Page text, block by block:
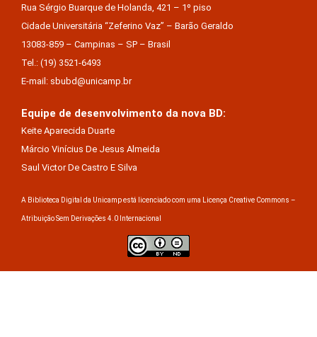
Rua Sérgio Buarque de Holanda, 421 – 1º piso
Cidade Universitária “Zeferino Vaz” – Barão Geraldo
13083-859 – Campinas – SP – Brasil
Tel.: (19) 3521-6493
E-mail: sbubd@unicamp.br
Equipe de desenvolvimento da nova BD:
Keite Aparecida Duarte
Márcio Vinícius De Jesus Almeida
Saul Victor De Castro E Silva
A Biblioteca Digital da Unicamp está licenciado com uma Licença Creative Commons –
Atribuição Sem Derivações 4.0 Internacional